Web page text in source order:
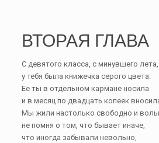
ВТОРАЯ ГЛАВА
С девятого класса, с минувшего лета,
у тебя была книжечка серого цвета.
Ее ты в отдельном кармане носила
и в месяц по двадцать копеек
Мы жили настолько свободно и
не помня о том, что бывает иначе,
что иногда забывали невольно,